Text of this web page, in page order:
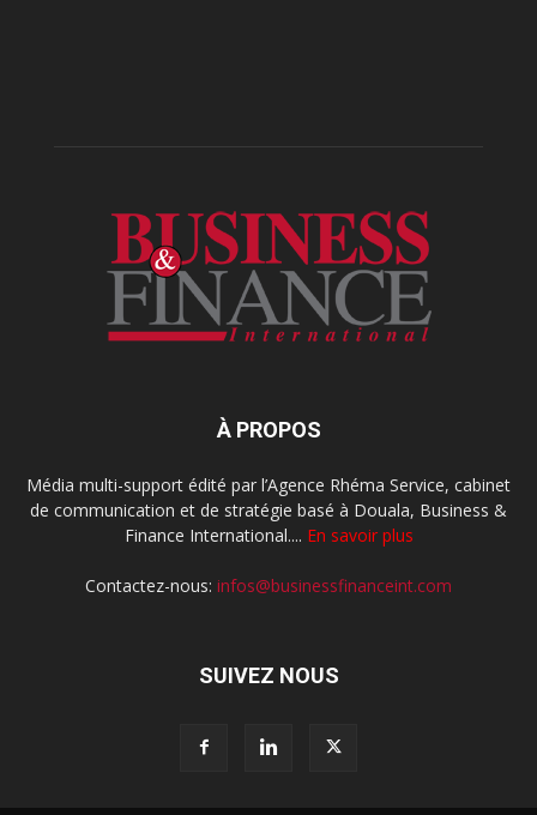
À PROPOS
Média multi-support édité par l’Agence Rhéma Service, cabinet
de communication et de stratégie basé à Douala, Business &
Finance International.... En savoir plus
Contactez-nous: infos@businessfinanceint.com
SUIVEZ NOUS